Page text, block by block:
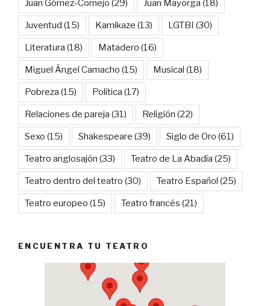
Juan Gómez-Cornejo (29) Juan Mayorga (18)
Juventud (15) Kamikaze (13) LGTBI (30)
Literatura (18) Matadero (16)
Miguel Ángel Camacho (15) Musical (18)
Pobreza (15) Política (17)
Relaciones de pareja (31) Religión (22)
Sexo (15) Shakespeare (39) Siglo de Oro (61)
Teatro anglosajón (33) Teatro de La Abadía (25)
Teatro dentro del teatro (30) Teatro Español (25)
Teatro europeo (15) Teatro francés (21)
ENCUENTRA TU TEATRO